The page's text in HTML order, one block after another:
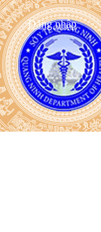
Đăng nhập